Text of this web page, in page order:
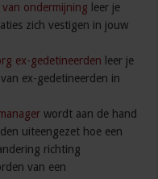
ondermijning leer je
zich vestigen in jouw
ex-gedetineerden leer je
ex-gedetineerden in
wordt aan de hand
uiteengezet hoe een
richting
van een